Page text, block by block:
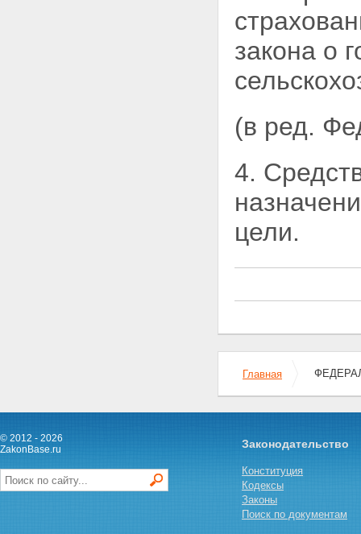
закона о
(в ред.
4.
цели.
Главная
© 2012 - 2026
ZakonBase.ru
Законодательство
Конституция
Кодексы
Законы
Поиск по документам